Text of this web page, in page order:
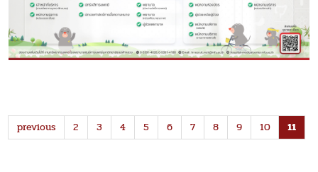
previous 2 3 4 5 6 7 8 9 10 11